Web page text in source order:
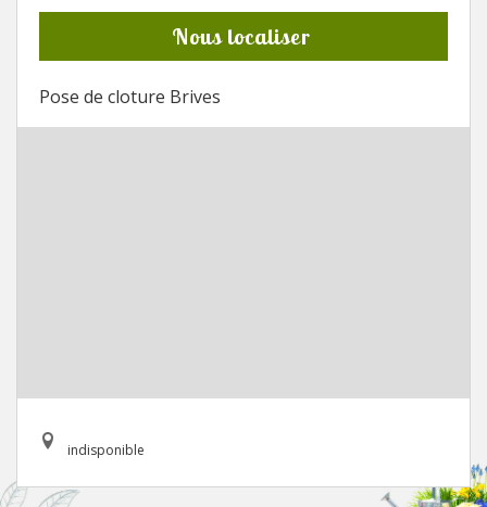
Nous localiser
Pose de cloture Brives
indisponible